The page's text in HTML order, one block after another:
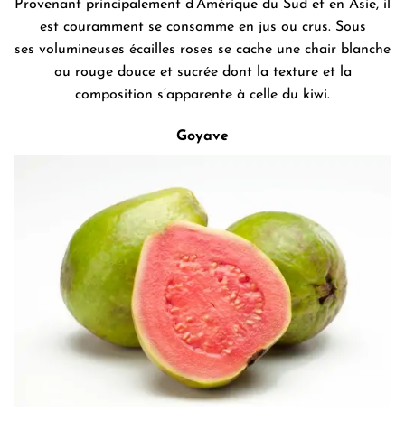
Provenant principalement d’Amérique du Sud et en Asie, il
est couramment se consomme en jus ou crus. Sous
ses volumineuses écailles roses se cache une chair blanche
ou rouge douce et sucrée dont la texture et la
composition s’apparente à celle du kiwi.
Goyave